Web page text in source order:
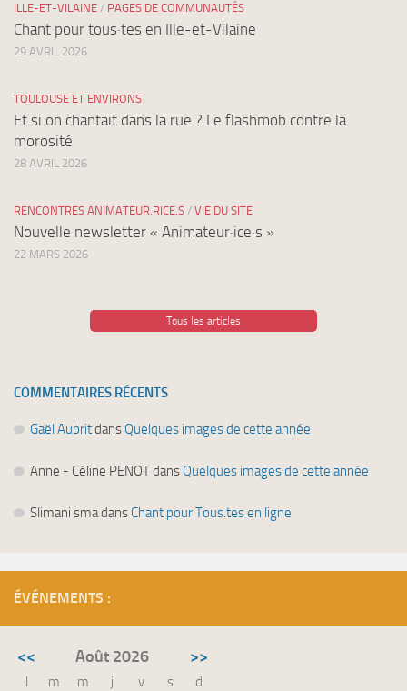
ILLE-ET-VILAINE / PAGES DE COMMUNAUTÉS
Chant pour tous·tes en Ille-et-Vilaine
29 AVRIL 2026
TOULOUSE ET ENVIRONS
Et si on chantait dans la rue ? Le flashmob contre la
morosité
28 AVRIL 2026
RENCONTRES ANIMATEUR.RICE.S / VIE DU SITE
Nouvelle newsletter « Animateur·ice·s »
22 MARS 2026
Tous les articles
COMMENTAIRES RÉCENTS
Gaël Aubritdans Quelques images de cette année
Anne - Céline PENOTdans Quelques images de cette année
Slimani smadans Chant pour Tous.tes en ligne
ÉVÉNEMENTS :
<< Août 2026 >>
l m m j v s
d